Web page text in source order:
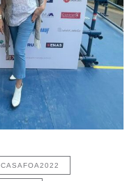
CASAFOA2022